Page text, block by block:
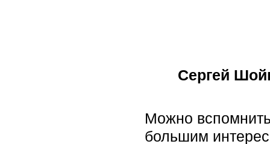
Сергей
Можно
большим